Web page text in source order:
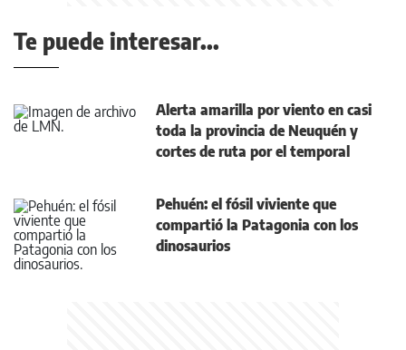
Te puede interesar...
Alerta amarilla por viento en casi
toda la provincia de Neuquén y
cortes de ruta por el temporal
Pehuén: el fósil viviente que
compartió la Patagonia con los
dinosaurios